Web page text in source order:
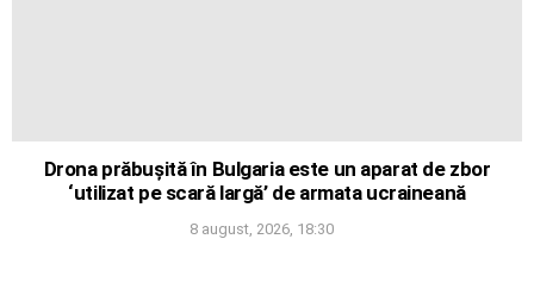
Drona prăbușită în Bulgaria este un aparat de zbor
‘utilizat pe scară largă’ de armata ucraineană
8 august, 2026, 18:30